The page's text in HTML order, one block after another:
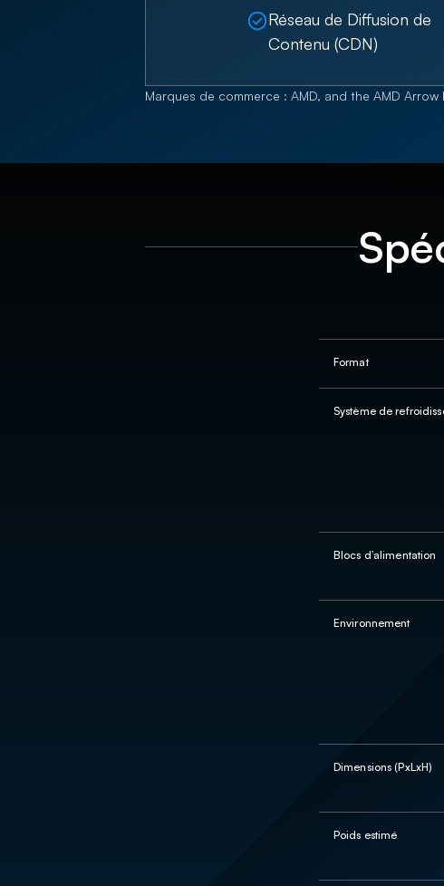
Réseau de Diffusion de
Contenu (CDN)
Marques de commerce : AMD, and the AMD
Format
Système de
Blocs d’alimentation
Environnement
Dimensions (PxLxH)
Poids estimé